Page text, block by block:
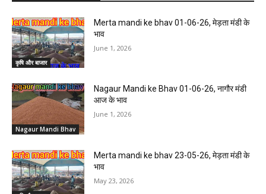
कृषि और बाजार
Merta mandi ke bhav 01-06-26, मेड़ता मंडी के
भाव
June 1, 2026
Nagaur Mandi Bhav
Nagaur Mandi ke Bhav 01-06-26, नागौर मंडी
आज के भाव
June 1, 2026
Merta mandi ke bhav 23-05-26, मेड़ता मंडी के
भाव
May 23, 2026